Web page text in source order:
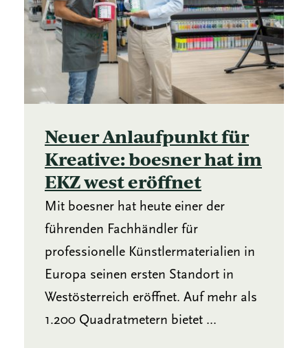
Neuer Anlaufpunkt für
Kreative: boesner hat im
EKZ west eröffnet
Mit boesner hat heute einer der
führenden Fachhändler für
professionelle Künstlermaterialien in
Europa seinen ersten Standort in
Westösterreich eröffnet. Auf mehr als
1.200 Quadratmetern bietet ...